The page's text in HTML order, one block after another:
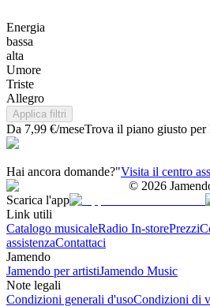
Energia
bassa
alta
Umore
Triste
Allegro
Applica filtri
Da 7,99 €/meseTrova il piano giusto per
Hai ancora domande?"Visita il centro
© 2026
Scarica l'app
Link utili
Catalogo musicaleRadio In-storePrezzi
assistenzaContattaci
Jamendo
Jamendo per artistiJamendo Music
Note legali
Condizioni generali d'usoCondizioni di